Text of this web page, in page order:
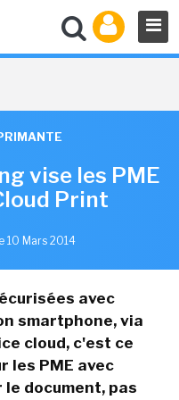
vise les PME
Print
10 Mars 2014
avec
smartphone, via
cloud, c'est ce
les PME avec
document, pas